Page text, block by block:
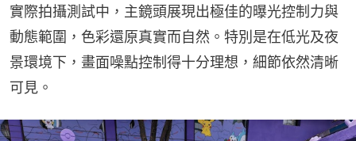
實際拍攝測試中，主鏡頭展現出極佳的曝光控制力與
動態範圍，色彩還原真實而自然。特別是在低光及夜
景環境下，畫面噪點控制得十分理想，細節依然清晰
可見。